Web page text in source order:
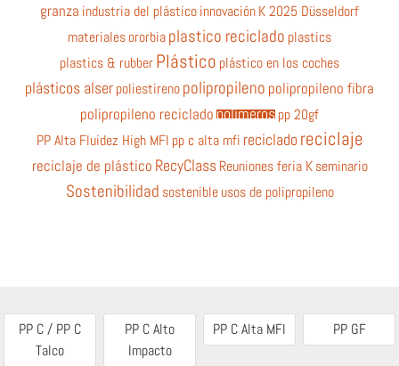
granza industria del plásticoinnovaciónK 2025 Düsseldorf
materialesororbiaplastico reciclado plastics
plastics & rubberPlástico plástico en los coches
plásticos alserpoliestirenopolipropileno polipropileno fibra
polipropileno recicladopolímerospp 20gf
PP Alta Fluidez High MFI pp c alta mfi reciclado reciclaje
reciclaje de plástico RecyClass Reuniones feria K seminario
Sostenibilidad sostenible usos de polipropileno
PP C / PP C
Talco
PP C Alto
Impacto
PP C Alta MFI PP GF